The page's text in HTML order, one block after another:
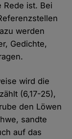
Rede ist. Bei
werden
Gedichte,
wird die
(6,17-25),
den Löwen
sandte
auf das